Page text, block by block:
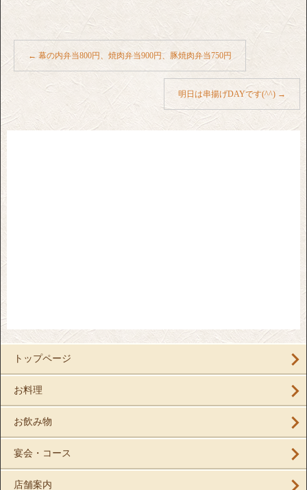
← 幕の内弁当800円、焼肉弁当900円、豚焼肉弁当750円
明日は串揚げDAYです(^^) →
トップページ
お料理
お飲み物
宴会・コース
店舗案内